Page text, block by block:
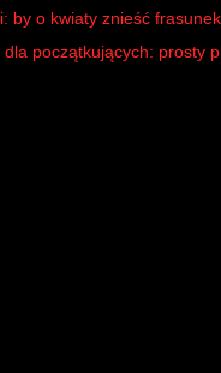
by o kwiaty znieść
dla początkujących: prosty